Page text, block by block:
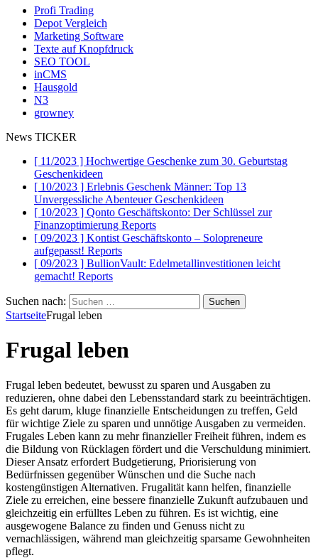
Profi Trading
Depot Vergleich
Marketing Software
Texte auf Knopfdruck
SEO TOOL
inCMS
Hausgold
N3
growney
News TICKER
[ 11/2023 ] Hochwertige Geschenke zum 30. Geburtstag
Geschenkideen
[ 10/2023 ] Erlebnis Geschenk Männer: Top 13
Unvergessliche AbenteuerGeschenkideen
[ 10/2023 ] Qonto Geschäftskonto: Der Schlüssel zur
Finanzoptimierung Reports
[ 09/2023 ] Kontist Geschäftskonto – Solopreneure
aufgepasst! Reports
[ 09/2023 ] BullionVault: Edelmetallinvestitionen leicht
gemacht! Reports
Suchen nach:
StartseiteFrugal leben
Frugal leben
Frugal leben bedeutet, bewusst zu sparen und Ausgaben zu
reduzieren, ohne dabei den Lebensstandard stark zu beeinträchtigen.
Es geht darum, kluge finanzielle Entscheidungen zu treffen, Geld
für wichtige Ziele zu sparen und unnötige Ausgaben zu vermeiden.
Frugales Leben kann zu mehr finanzieller Freiheit führen, indem es
die Bildung von Rücklagen fördert und die Verschuldung minimiert.
Dieser Ansatz erfordert Budgetierung, Priorisierung von
Bedürfnissen gegenüber Wünschen und die Suche nach
kostengünstigen Alternativen. Frugalität kann helfen, finanzielle
Ziele zu erreichen, eine bessere finanzielle Zukunft aufzubauen und
gleichzeitig ein erfülltes Leben zu führen. Es ist wichtig, eine
ausgewogene Balance zu finden und Genuss nicht zu
vernachlässigen, während man gleichzeitig sparsame Gewohnheiten
pflegt.